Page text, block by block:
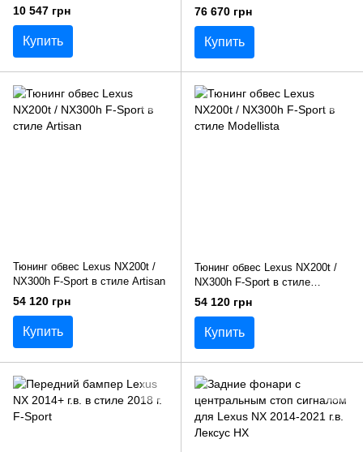
10 547 грн
Купить
76 670 грн
Купить
Тюнинг обвес Lexus NX200t /
NX300h F-Sport в стиле Artisan
54 120 грн
Купить
Тюнинг обвес Lexus NX200t /
NX300h F-Sport в стиле
Modellista
54 120 грн
Купить